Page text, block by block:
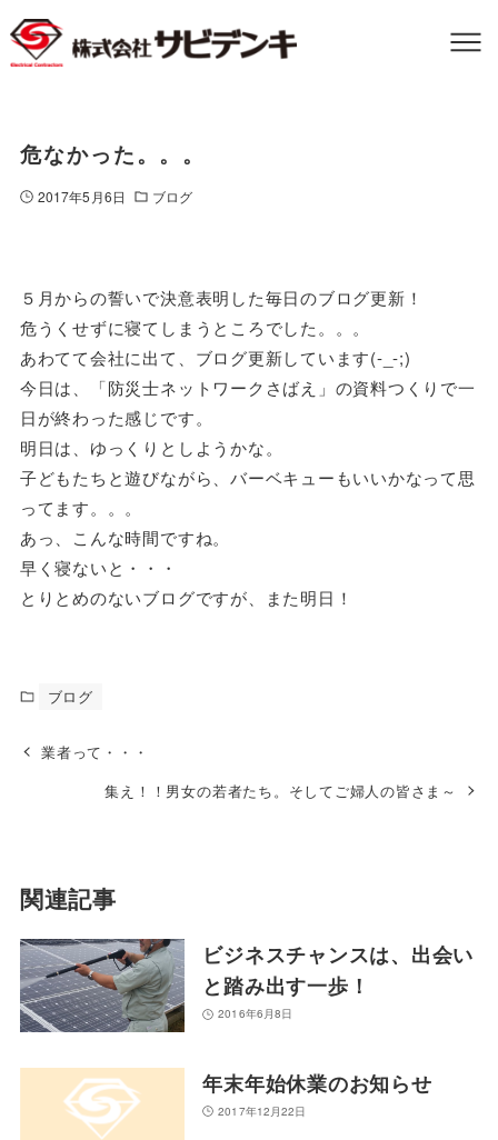
危なかった。。。
2017年5月6日 ブログ
５月からの誓いで決意表明した毎日のブログ更新！
危うくせずに寝てしまうところでした。。。
あわてて会社に出て、ブログ更新しています(-_-;)
今日は、「防災士ネットワークさばえ」の資料つくりで一
日が終わった感じです。
明日は、ゆっくりとしようかな。
子どもたちと遊びながら、バーベキューもいいかなって思
ってます。。。
あっ、こんな時間ですね。
早く寝ないと・・・
とりとめのないブログですが、また明日！
ブログ
業者って・・・
集え！！男女の若者たち。そしてご婦人の皆さま～
関連記事
ビジネスチャンスは、出会い
と踏み出す一歩！
2016年6月8日
年末年始休業のお知らせ
2017年12月22日